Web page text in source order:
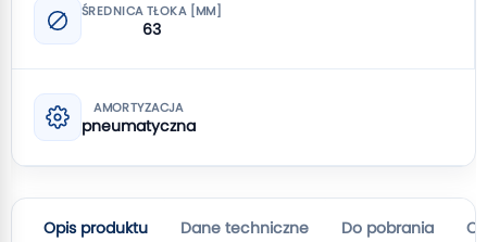
ŚREDNICA TŁOKA [MM]
63
AMORTYZACJA
pneumatyczna
Opis produktu Dane techniczne Do pobrania